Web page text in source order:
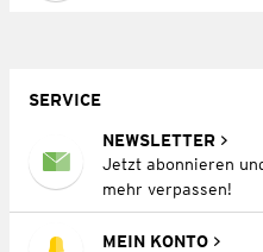
SERVICE
NEWSLETTER
Jetzt abonnieren
mehr verpassen!
MEIN KONTO